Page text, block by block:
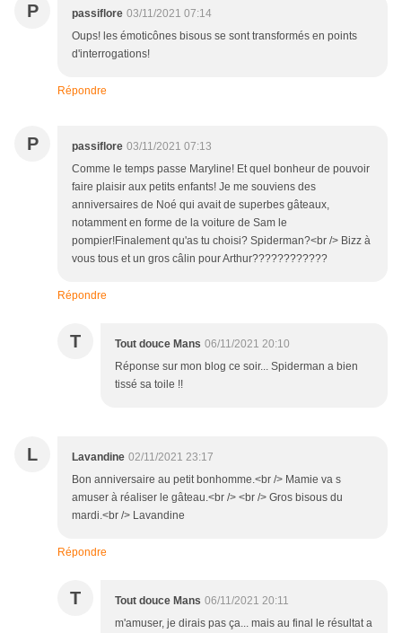
P passiflore 03/11/2021 07:14
Oups! les émoticônes bisous se sont transformés en points
d'interrogations!
Répondre
P passiflore 03/11/2021 07:13
Comme le temps passe Maryline! Et quel bonheur de pouvoir
faire plaisir aux petits enfants! Je me souviens des
anniversaires de Noé qui avait de superbes gâteaux,
notamment en forme de la voiture de Sam le
pompier!Finalement qu'as tu choisi? Spiderman?<br /> Bizz à
vous tous et un gros câlin pour Arthur????????????
Répondre
T Tout douce Mans 06/11/2021 20:10
Réponse sur mon blog ce soir... Spiderman a bien
tissé sa toile !!
L Lavandine 02/11/2021 23:17
Bon anniversaire au petit bonhomme.<br /> Mamie va s
amuser à réaliser le gâteau.<br /> <br /> Gros bisous du
mardi.<br /> Lavandine
Répondre
T Tout douce Mans 06/11/2021 20:11
m'amuser, je dirais pas ça... mais au final le résultat a